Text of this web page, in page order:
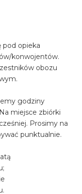
pod opieka
konwojentów.
obozu
godziny
miejsce zbiórki
Prosimy na
punktualnie.